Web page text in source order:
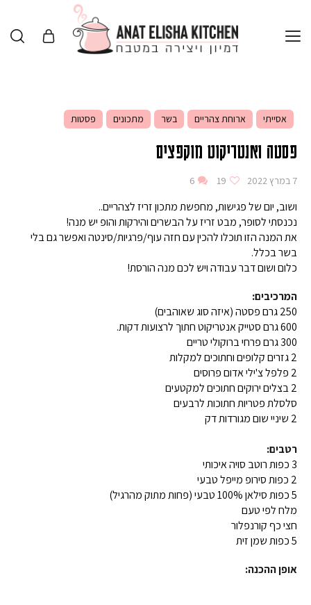
אסייתי ארוחת צהריים בשר מתכונים פסטות
פסטה ואנטריקוט מוקפצים
7 במרץ 2022 19
6
ושוב, יום של פגישות, מחפשת מתכון זריז לצהריים..
נכנסתי לסופר, מבט זריז על הבשרים והירקות והופ יש מנה!
את המנה הזו תוכלו להכין עם חזה עוף/פרגיות/סינטה ואפשר גם בלי
בשר בכלל.
כלום ושום דבר עבודה ויש לכם מנה הורסת!
המרכיבים:
250 גרם פסטה (איזה סוג שאוהבים)
600 גרם סטייק אנטריקוט חתוך לרצועות דקות.
300 גרם פרחי ברוקולי טריים
2 גזרים קלופים וחתוכים למקלות
2 פלפל צ'ילי אדום פרוסים
2 בצלים ירוקים חתוכים למקטעים
סלסלת פטריות חתוכות לרבעים
2 שיניי שום מגורדות דק
רטבים:
3 כפות רוטב סויה איכותי
2 כפות סירופ מייפל טבעי
5 כפות סילאן 100% טבעי (פחות מתוק מהרגיל)
מלח לפי טעם
חצי כף קורנפלור
5 כפות שמן זית
אופן ההכנה: